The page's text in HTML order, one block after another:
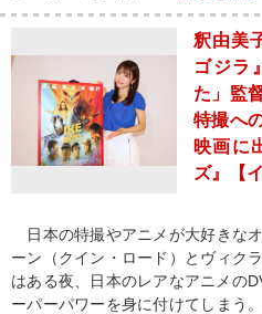
釈由美
ゴジラ
た」監
特撮へ
映画に
ズ』【
日本の特撮やアニメが大好きな
ーン（クイン・ロード）とヴィク
はある夜、日本のレアなアニメの
ーパーパワーを身に付けてしまう